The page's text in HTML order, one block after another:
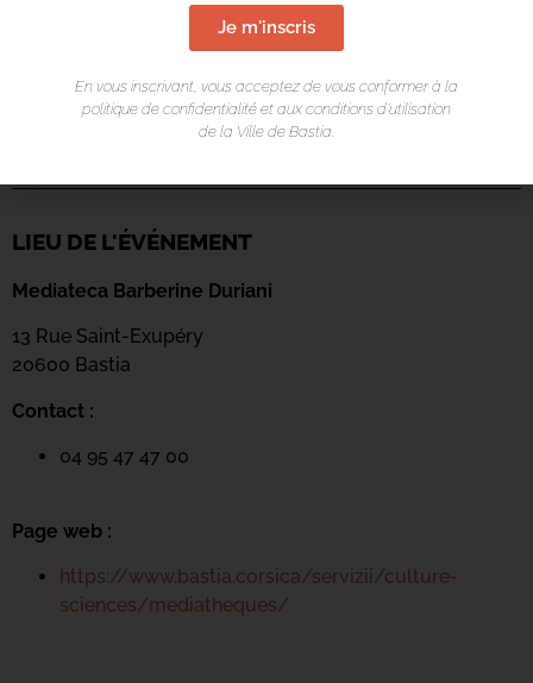
LIEU DE L'ÉVÉNEMENT
Mediateca Barberine Duriani
13 Rue Saint-Exupéry
20600 Bastia
Contact :
04 95 47 47 00
Page web :
https://www.bastia.corsica/servizii/culture-
sciences/mediatheques/
Je m'inscris
En vous inscrivant, vous acceptez de vous conformer à la
politique de confidentialité et aux conditions d’utilisation
de la Ville de Bastia.